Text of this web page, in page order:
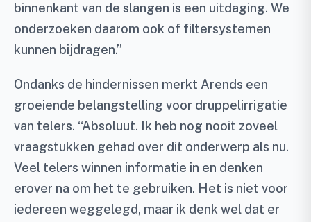
binnenkant van de slangen is een uitdaging. We
onderzoeken daarom ook of filtersystemen
kunnen bijdragen.”
Ondanks de hindernissen merkt Arends een
groeiende belangstelling voor druppelirrigatie
van telers. “Absoluut. Ik heb nog nooit zoveel
vraagstukken gehad over dit onderwerp als nu.
Veel telers winnen informatie in en denken
erover na om het te gebruiken. Het is niet voor
iedereen weggelegd, maar ik denk wel dat er